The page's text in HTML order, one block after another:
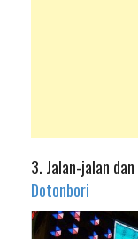
3. Jalan-jalan
Dotonbori